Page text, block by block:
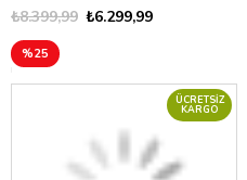
₺6.299,99
₺8.399,99
%25
ÜCRETSIZ
KARGO